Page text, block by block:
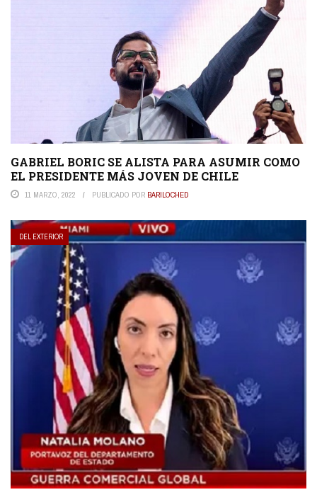
GABRIEL BORIC SE ALISTA PARA ASUMIR COMO
EL PRESIDENTE MÁS JOVEN DE CHILE
11 MARZO, 2022 PUBLICADO POR BARILOCHED
DEL EXTERIOR